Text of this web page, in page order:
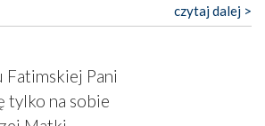
Tylko co wspólnego z żywą,
mieć płaskie, szare bunkry albo
przypomina bardziej
Albo co powiedzieć o ustawionym
wielkim krzyżu, na którym
dziwaczną postać jakby
czytaj dalej >
Fatimskiej Pani
tylko na sobie